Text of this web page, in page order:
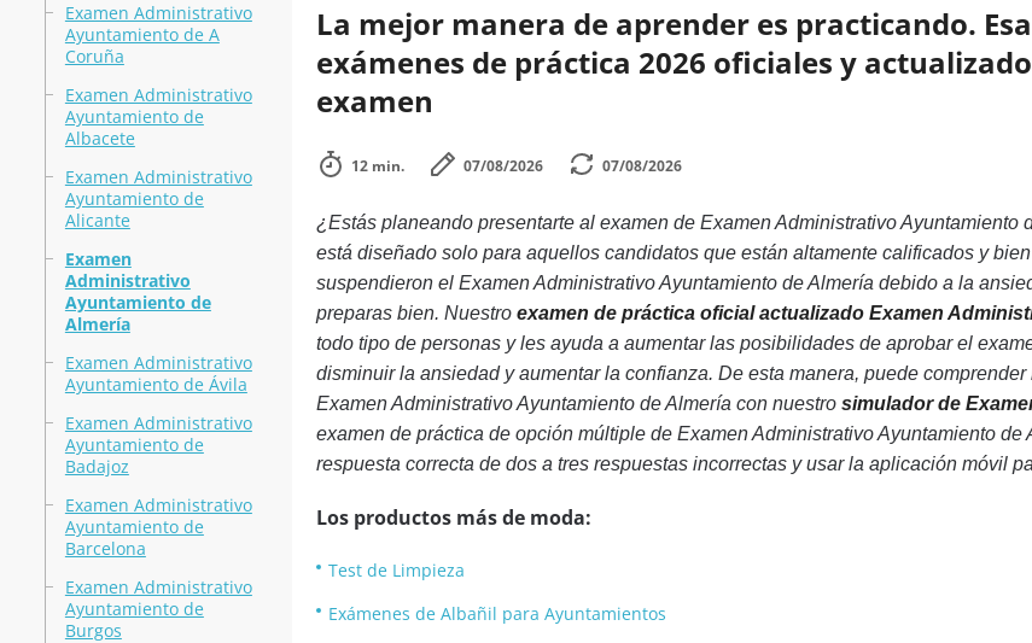
Examen Administrativo
Ayuntamiento de A
Coruña
Examen Administrativo
Ayuntamiento de
Albacete
Examen Administrativo
Ayuntamiento de
Alicante
Examen
Administrativo
Ayuntamiento de
Almería
Examen Administrativo
Ayuntamiento de Ávila
Examen Administrativo
Ayuntamiento de
Badajoz
Examen Administrativo
Ayuntamiento de
Barcelona
Examen Administrativo
Ayuntamiento de
Burgos
La mejor manera de aprender es practicando.
exámenes de práctica 2026 oficiales y
examen
12 min. 07/08/2026 07/08/2026
¿Estás planeando presentarte al examen de Examen Administrativo
está diseñado solo para aquellos candidatos que están altamente calificados y
suspendieron el Examen Administrativo Ayuntamiento de Almería debido a la
preparas bien. Nuestro examen de práctica oficial actualizado Examen
todo tipo de personas y les ayuda a aumentar las posibilidades de aprobar el
disminuir la ansiedad y aumentar la confianza. De esta manera, puede
Examen Administrativo Ayuntamiento de Almería con nuestro simulador de
examen de práctica de opción múltiple de Examen Administrativo Ayuntamiento
respuesta correcta de dos a tres respuestas incorrectas y usar la aplicación móvil
Los productos más de moda:
Test de Limpieza
Exámenes de Albañil para Ayuntamientos